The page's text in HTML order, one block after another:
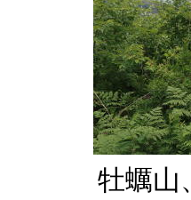
牡蠣山